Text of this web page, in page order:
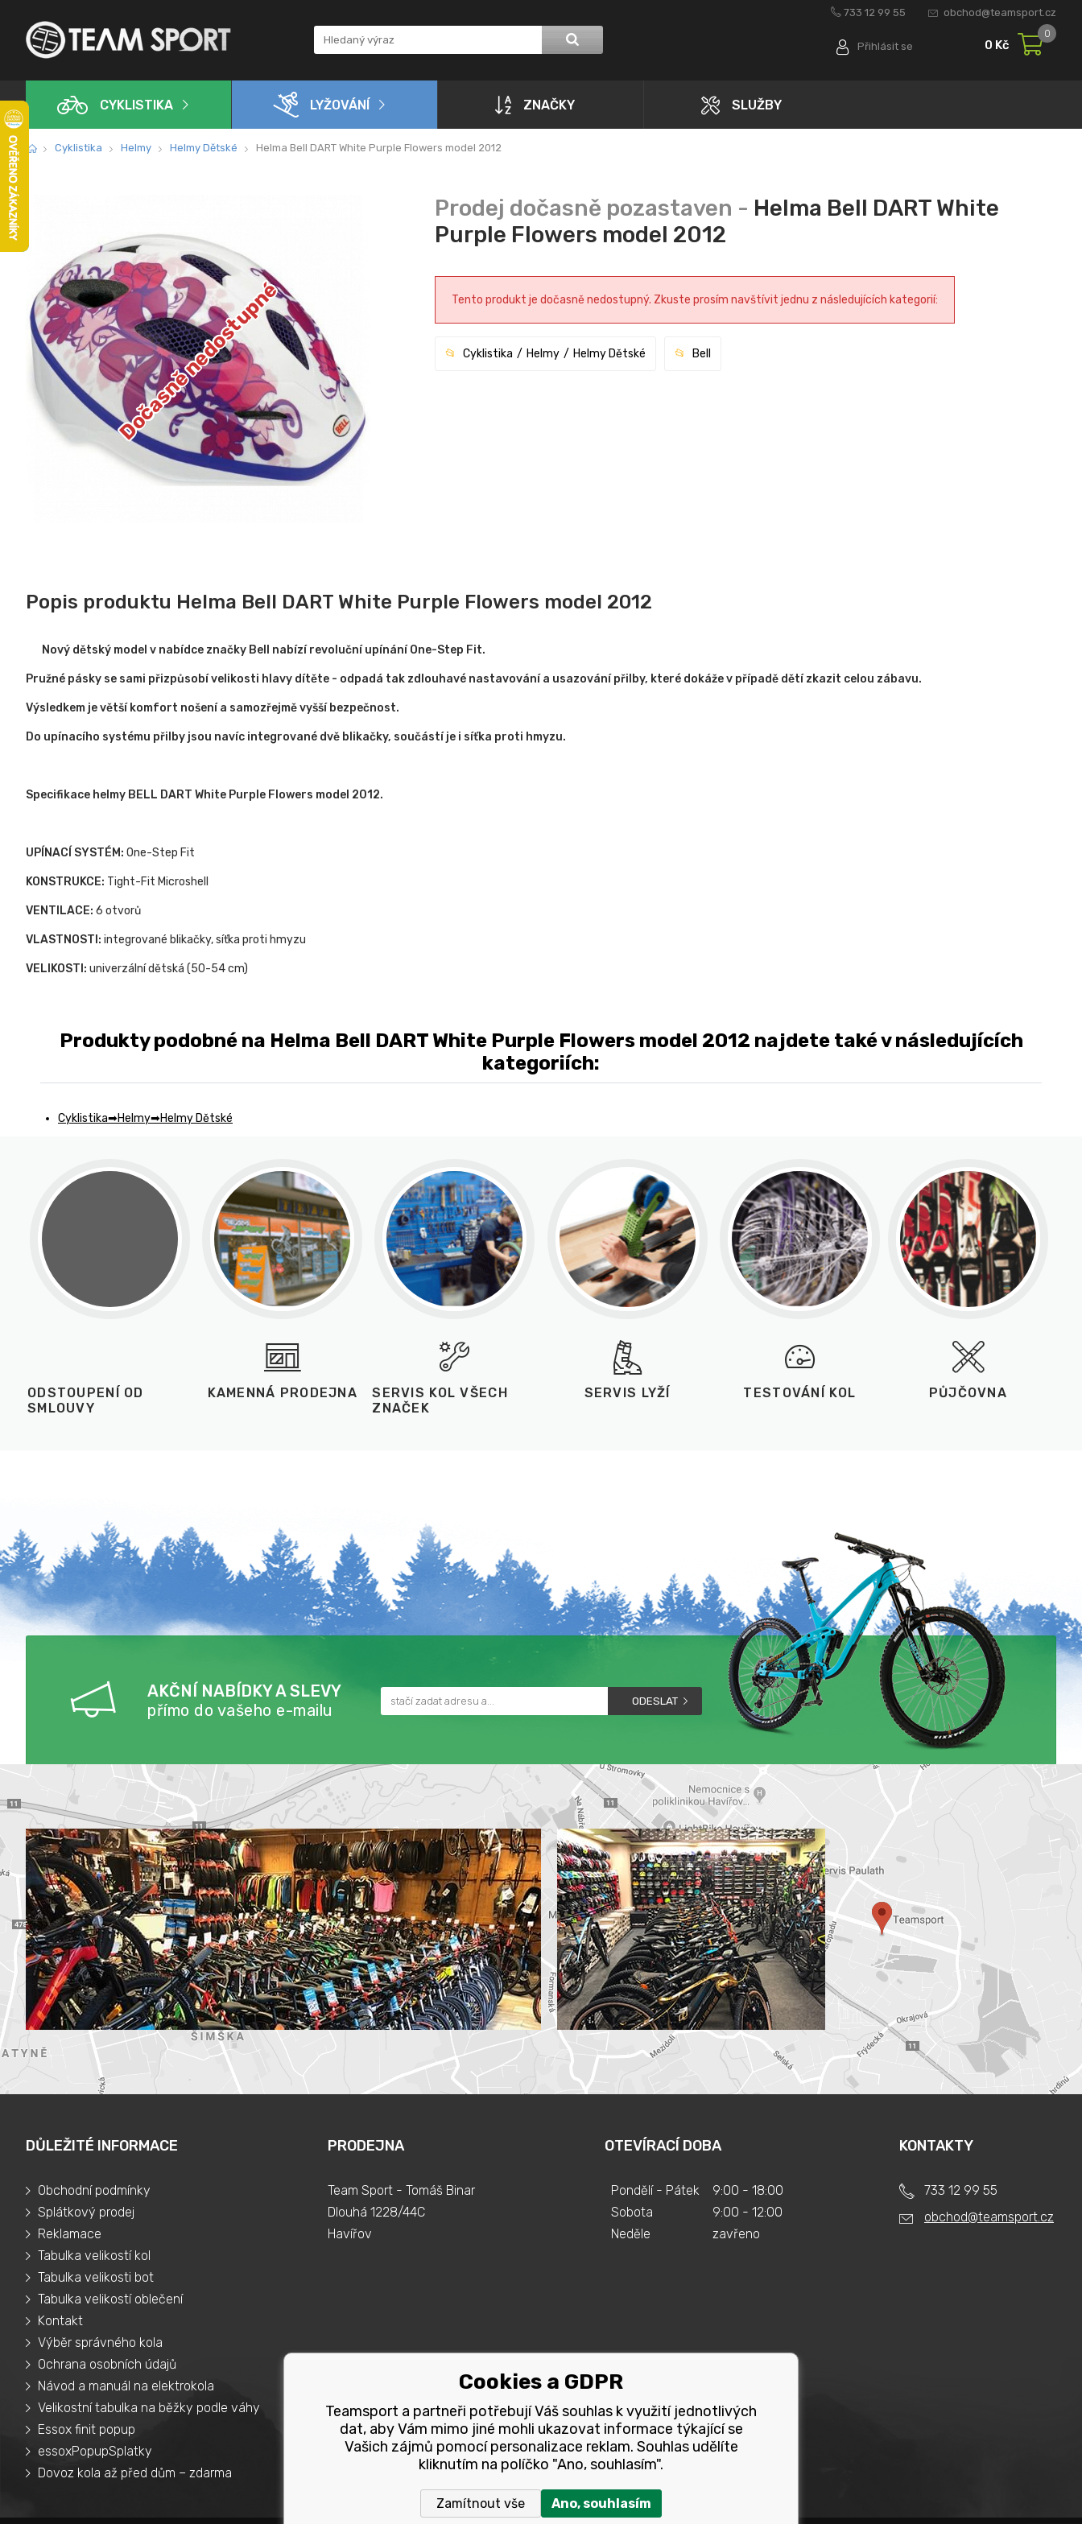
733 12 99 55 obchod@teamsport.cz
Přihlásit se 0 Kč
0
CYKLISTIKA LYŽOVÁNÍ ZNAČKY SLUŽBY
Cyklistika Helmy Helmy Dětské Helma Bell DART White Purple Flowers model 2012
Dočasně nedostupné
Helma Bell DART White
Purple Flowers model 2012
Tento produkt je dočasně nedostupný. Zkuste prosím navštívit jednu z následujících kategorií:
Cyklistika Helmy Helmy Dětské Bell
Popis produktu Helma Bell DART White Purple Flowers model 2012
Nový dětský model v nabídce značky Bell nabízí revoluční upínání One-Step Fit.
Pružné pásky se sami přizpůsobí velikosti hlavy dítěte - odpadá tak zdlouhavé nastavování a usazování přilby, které dokáže v případě dětí zkazit celou zábavu.
Výsledkem je větší komfort nošení a samozřejmě vyšší bezpečnost.
Do upínacího systému přilby jsou navíc integrované dvě blikačky, součástí je i síťka proti hmyzu.
Specifikace helmy BELL DART White Purple Flowers model 2012.
UPÍNACÍ SYSTÉM: One-Step Fit
KONSTRUKCE: Tight-Fit Microshell
VENTILACE: 6 otvorů
VLASTNOSTI: integrované blikačky, síťka proti hmyzu
VELIKOSTI: univerzální dětská (50-54 cm)
Produkty podobné na Helma Bell DART White Purple Flowers model 2012 najdete také v následujících
kategoriích:
Cyklistika Helmy Helmy Dětské
ODSTOUPENÍ OD
SMLOUVY
KAMENNÁ PRODEJNA
SERVIS KOL VŠECH
ZNAČEK
SERVIS LYŽÍ TESTOVÁNÍ KOL PŮJČOVNA
AKČNÍ NABÍDKY A SLEVY
přímo do vašeho e-mailu
ODESLAT
DŮLEŽITÉ INFORMACE
Obchodní podmínky
Splátkový prodej
Reklamace
Tabulka velikostí kol
Tabulka velikosti bot
Tabulka velikostí oblečení
Kontakt
Výběr správného kola
Ochrana osobních údajů
Návod a manuál na elektrokola
Velikostní tabulka na běžky podle váhy
Essox finit popup
essoxPopupSplatky
Dovoz kola až před dům – zdarma
PRODEJNA
Team Sport - Tomáš Binar
Dlouhá 1228/44C
Havířov
OTEVÍRACÍ DOBA
Pondělí - Pátek
Sobota
Neděle
9:00 - 18:00
9:00 - 12:00
zavřeno
KONTAKTY
733 12 99 55
obchod@teamsport.cz
Cookies a GDPR
Teamsport a partneři potřebují Váš souhlas k využití jednotlivých
dat, aby Vám mimo jiné mohli ukazovat informace týkající se
Vašich zájmů pomocí personalizace reklam. Souhlas udělíte
kliknutím na políčko "Ano, souhlasím".
Zamítnout vše
Ano, souhlasím